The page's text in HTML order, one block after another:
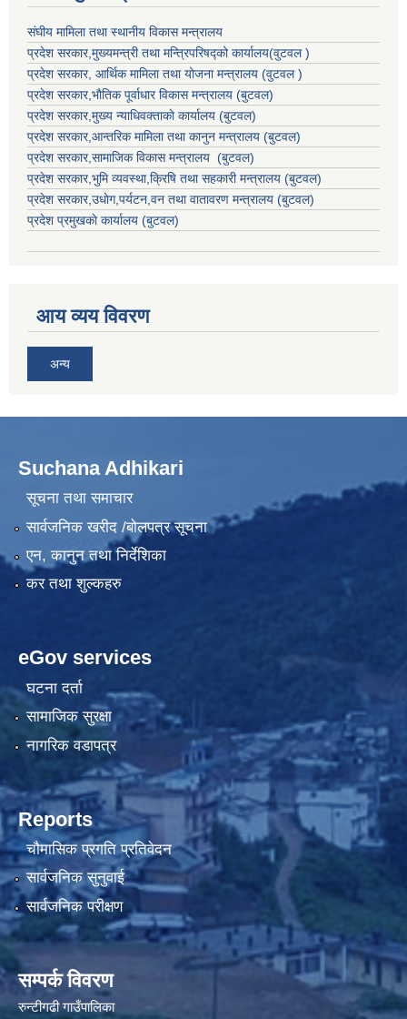
संघीय मामिला तथा स्थानीय विकास मन्त्रालय
प्रदेश सरकार,मुख्यमन्त्री तथा मन्त्रिपरिषद्को कार्यालय(वुटवल )
प्रदेश सरकार, आर्थिक मामिला तथा योजना मन्त्रालय (वुटवल )
प्रदेश सरकार,भाैतिक पूर्वाधार विकास मन्त्रालय (बुटवल)
प्रदेश सरकार,मुख्य न्याधिवक्ताकाे कार्यालय (बुटवल)
प्रदेश सरकार,आन्तरिक मामिला तथा कानुन मन्त्रालय (बुटवल)
प्रदेश सरकार,सामाजिक विकास मन्त्रालय (बुटवल)
प्रदेश सरकार,भुमि व्यवस्था,क्रिषि तथा सहकारी मन्त्रालय (बुटवल)
प्रदेश सरकार,उधाेग,पर्यटन,वन तथा वातावरण मन्त्रालय (बुटवल)
प्रदेश प्रमुखकाे कार्यालय (बुटवल)
आय व्यय विवरण
अन्य
Suchana Adhikari
सूचना तथा समाचार
सार्वजनिक खरीद /बोलपत्र सूचना
एन, कानुन तथा निर्देशिका
कर तथा शुल्कहरु
eGov services
घटना दर्ता
सामाजिक सुरक्षा
नागरिक वडापत्र
Reports
चौमासिक प्रगति प्रतिवेदन
सार्वजनिक सुनुवाई
सार्वजनिक परीक्षण
सम्पर्क विवरण
रुन्टीगढी गाउँपालिका